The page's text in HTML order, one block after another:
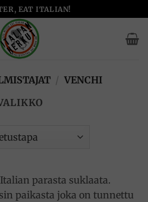
EAT ITALIAN!
/ VENCHI
parasta suklaata.
paikasta joka on tunnettu